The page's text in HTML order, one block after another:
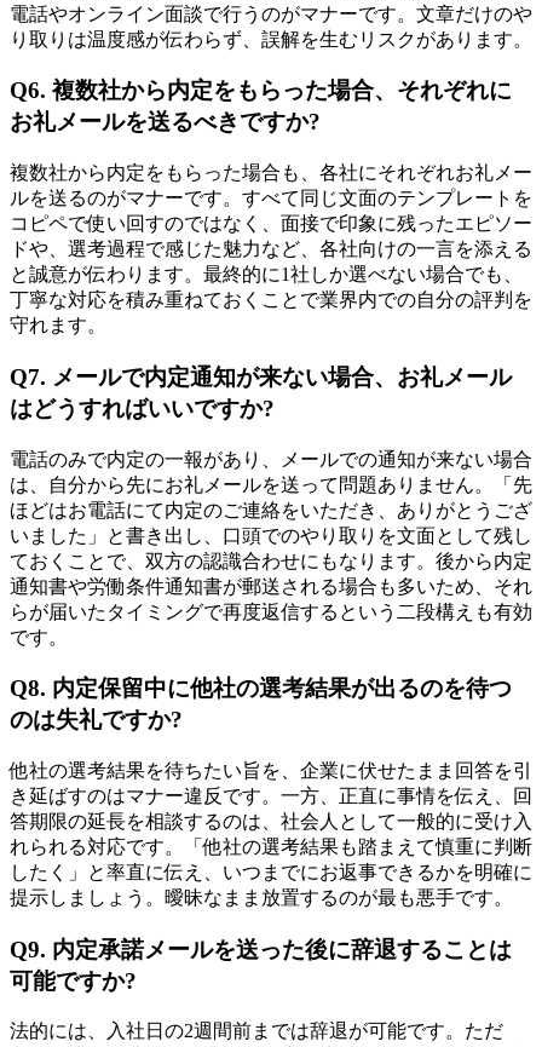
電話やオンライン面談で行うのがマナーです。文章だけのや
り取りは温度感が伝わらず、誤解を生むリスクがあります。
Q6. 複数社から内定をもらった場合、それぞれに
お礼メールを送るべきですか?
複数社から内定をもらった場合も、各社にそれぞれお礼メー
ルを送るのがマナーです。すべて同じ文面のテンプレートを
コピペで使い回すのではなく、面接で印象に残ったエピソー
ドや、選考過程で感じた魅力など、各社向けの一言を添える
と誠意が伝わります。最終的に1社しか選べない場合でも、
丁寧な対応を積み重ねておくことで業界内での自分の評判を
守れます。
Q7. メールで内定通知が来ない場合、お礼メール
はどうすればいいですか?
電話のみで内定の一報があり、メールでの通知が来ない場合
は、自分から先にお礼メールを送って問題ありません。「先
ほどはお電話にて内定のご連絡をいただき、ありがとうござ
いました」と書き出し、口頭でのやり取りを文面として残し
ておくことで、双方の認識合わせにもなります。後から内定
通知書や労働条件通知書が郵送される場合も多いため、それ
らが届いたタイミングで再度返信するという二段構えも有効
です。
Q8. 内定保留中に他社の選考結果が出るのを待つ
のは失礼ですか?
他社の選考結果を待ちたい旨を、企業に伏せたまま回答を引
き延ばすのはマナー違反です。一方、正直に事情を伝え、回
答期限の延長を相談するのは、社会人として一般的に受け入
れられる対応です。「他社の選考結果も踏まえて慎重に判断
したく」と率直に伝え、いつまでにお返事できるかを明確に
提示しましょう。曖昧なまま放置するのが最も悪手です。
Q9. 内定承諾メールを送った後に辞退することは
可能ですか?
法的には、入社日の2週間前までは辞退が可能です。ただ